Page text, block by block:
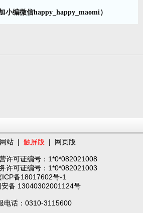
小编微信happy_happy_maomi）
站 | 触屏版 | 网页版
许可证编号：1*0*082021008
许可证编号：1*0*082021003
ICP备18017602号-1
安备 13040302001124号
电话：0310-3115600